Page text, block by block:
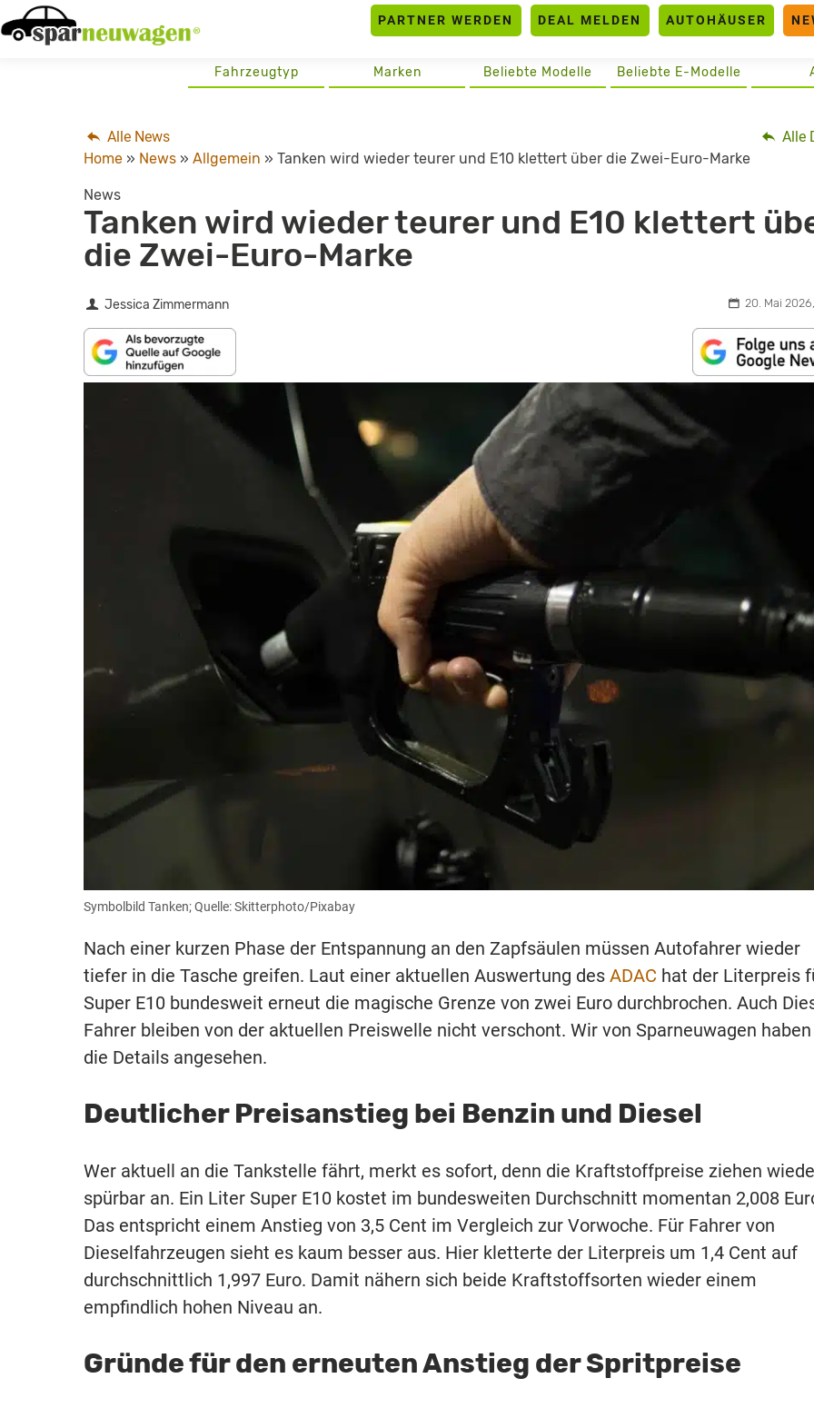
Skip
to
PARTNER WERDEN DEAL MELDEN AUTOHÄUSER
Beliebte E-Modelle
Beliebte Modelle
Marken
Fahrzeugtyp
Alle
Alle News
Home » News » Allgemein » Tanken wird wieder teurer und E10 klettert über die Zwei-Euro-Marke
News
Tanken wird wieder teurer und E10 klettert
die Zwei-Euro-Marke
Jessica Zimmermann 20. Mai
Symbolbild Tanken; Quelle: Skitterphoto/Pixabay
Nach einer kurzen Phase der Entspannung an den Zapfsäulen müssen Autofahrer wieder
tiefer in die Tasche greifen. Laut einer aktuellen Auswertung des ADAC hat der Literpreis
Super E10 bundesweit erneut die magische Grenze von zwei Euro durchbrochen. Auch
Fahrer bleiben von der aktuellen Preiswelle nicht verschont. Wir von Sparneuwagen
die Details angesehen.
Deutlicher Preisanstieg bei Benzin und Diesel
Wer aktuell an die Tankstelle fährt, merkt es sofort, denn die Kraftstoffpreise ziehen
spürbar an. Ein Liter Super E10 kostet im bundesweiten Durchschnitt momentan 2,008
Das entspricht einem Anstieg von 3,5 Cent im Vergleich zur Vorwoche. Für Fahrer von
Dieselfahrzeugen sieht es kaum besser aus. Hier kletterte der Literpreis um 1,4 Cent auf
durchschnittlich 1,997 Euro. Damit nähern sich beide Kraftstoffsorten wieder einem
empfindlich hohen Niveau an.
Gründe für den erneuten Anstieg der Spritpreise